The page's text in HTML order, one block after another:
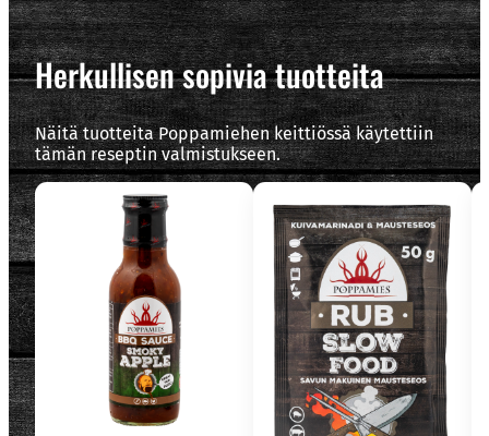
Herkullisen sopivia tuotteita
Näitä tuotteita Poppamiehen keittiössä käytettiin
tämän reseptin valmistukseen.